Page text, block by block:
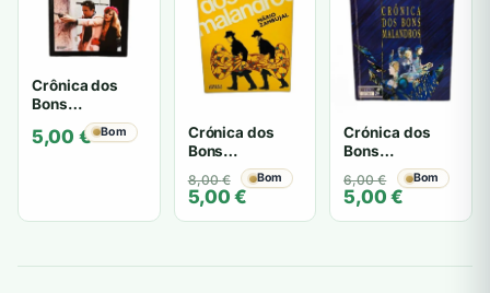
Crônica dos
Bons
Malandros -
Mario Zambujal
5,00 € Bom
Crónica dos
Bons
Malandros -
Mário Zambujal
8,00€
O
preço
original
8,00 €.
5,00€
O
preço
atual
5,00 €.
Bom
Crónica dos
Bons
Malandros -
Mário Zambujal
6,00€
O
preço
original
6,00 €.
5,00€
O
preço
atual
5,00 €.
Bom